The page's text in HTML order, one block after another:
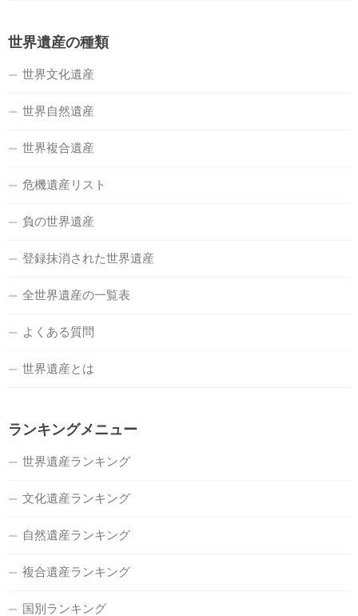
世界遺産の種類
世界文化遺産
世界自然遺産
世界複合遺産
危機遺産リスト
負の世界遺産
登録抹消された世界遺産
全世界遺産の一覧表
よくある質問
世界遺産とは
ランキングメニュー
世界遺産ランキング
文化遺産ランキング
自然遺産ランキング
複合遺産ランキング
国別ランキング